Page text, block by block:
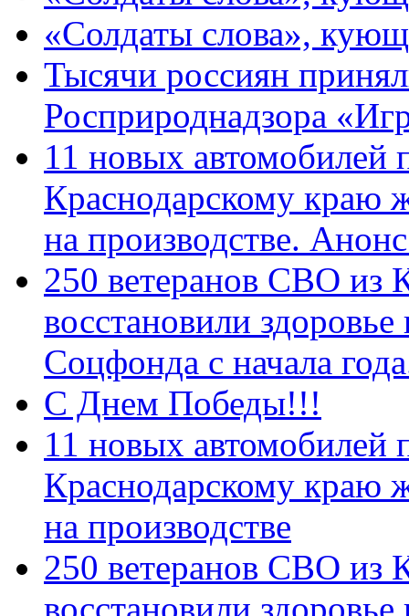
«Солдаты слова»,
Тысячи россиян
Росприроднадзора
11 новых автомобилей
Краснодарскому краю
на производстве.
250 ветеранов СВО из
восстановили
Соцфонда с начала
С Днем Победы!!!
11 новых автомобилей
Краснодарскому краю
на производстве
250 ветеранов СВО из
восстановили